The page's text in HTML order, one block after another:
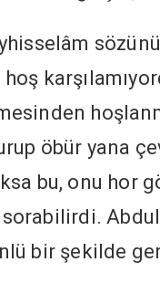
öbür yana
bu, onu hor
bir şekilde